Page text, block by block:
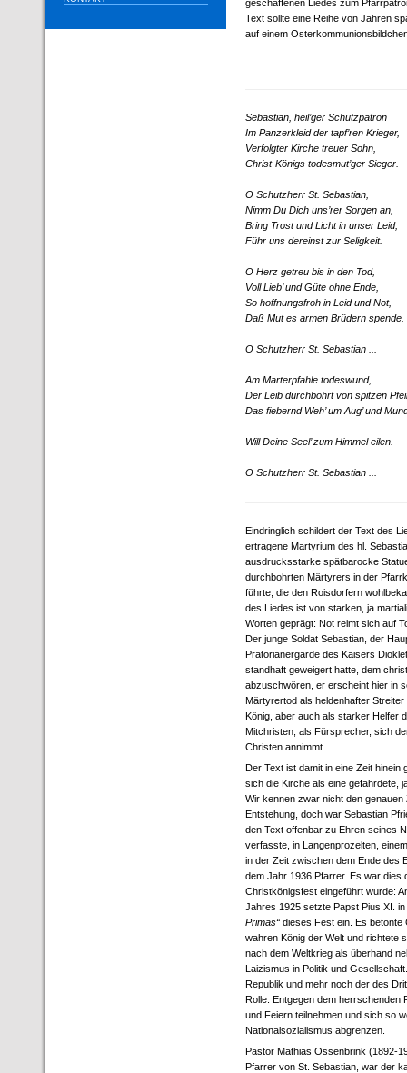
geschaffenen Liedes zum
Text sollte eine Reihe von Jahren
auf einem
Sebastian, heil’ger Schutzpatron
Im Panzerkleid der tapf’ren Krieger,
Verfolgter Kirche treuer Sohn,
Christ-Königs todesmut’ger Sieger.
O Schutzherr St. Sebastian,
Nimm Du Dich uns’rer Sorgen an,
Bring Trost und Licht in unser Leid,
Führ uns dereinst zur Seligkeit.
O Herz getreu bis in den Tod,
Voll Lieb’ und Güte ohne Ende,
So hoffnungsfroh in Leid und Not,
Daß Mut es armen Brüdern spende.
O Schutzherr St. Sebastian ...
Am Marterpfahle todeswund,
Der Leib durchbohrt von spitzen
Das fiebernd Weh’ um Aug’ und
Will Deine Seel’ zum Himmel eilen.
O Schutzherr St. Sebastian ...
Eindringlich schildert der Text des
ertragene Martyrium des hl.
ausdrucksstarke spätbarocke
durchbohrten Märtyrers in der
führte, die den Roisdorfern
des Liedes ist von starken, ja
Worten geprägt: Not reimt sich auf
Der junge Soldat Sebastian, der
Prätorianergarde des Kaisers
standhaft geweigert hatte, dem
abzuschwören, er erscheint hier in
Märtyrertod als heldenhafter
König, aber auch als starker Helfer
Mitchristen, als Fürsprecher, sich
Christen annimmt.
Der Text ist damit in eine Zeit hinein
sich die Kirche als eine gefährdete,
Wir kennen zwar nicht den genauen
Entstehung, doch war Sebastian
den Text offenbar zu Ehren seines
verfasste, in Langenprozelten,
in der Zeit zwischen dem Ende des
dem Jahr 1936 Pfarrer. Es war dies
Christkönigsfest eingeführt wurde:
Jahres 1925 setzte Papst Pius XI.
Primas“ dieses Fest ein. Es betonte
wahren König der Welt und richtete
nach dem Weltkrieg als überhand
Laizismus in Politik und
Republik und mehr noch der des
Rolle. Entgegen dem herrschenden
und Feiern teilnehmen und sich so
Nationalsozialismus abgrenzen.
Pastor Mathias Ossenbrink (1892-
Pfarrer von St. Sebastian, war der